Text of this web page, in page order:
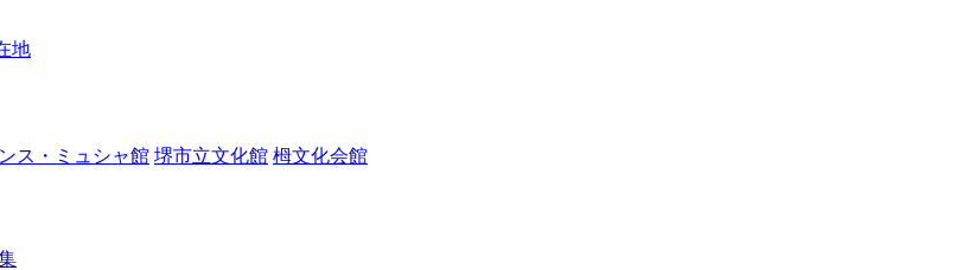
地
ス・ミュシャ館 堺市立文化館 栂文化会館